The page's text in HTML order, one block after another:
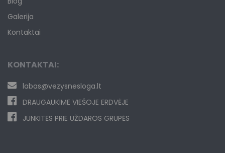
Galerija
Kontaktai
KONTAKTAI:
labas@vezysnesloga.lt
DRAUGAUKIME VIEŠOJE ERDVĖJE
JUNKITĖS PRIE UŽDAROS GRUPĖS